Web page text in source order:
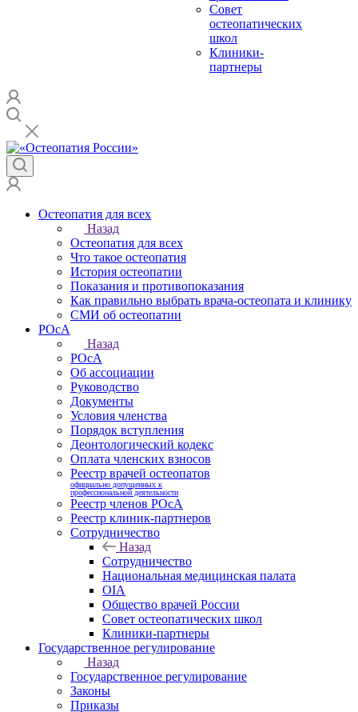
Совет
остеопатических
школ
Клиники-
партнеры
Остеопатия для всех
Назад
Остеопатия для всех
Что такое остеопатия
История остеопатии
Показания и противопоказания
Как правильно выбрать врача-остеопата и клинику
СМИ об остеопатии
РОсА
Назад
РОсА
Об ассоциации
Руководство
Документы
Условия членства
Порядок вступления
Деонтологический кодекс
Оплата членских взносов
Реестр врачей остеопатов
официально допущенных к
профессиональной деятельности
Реестр членов РОсА
Реестр клиник-партнеров
Сотрудничество
Назад
Сотрудничество
Национальная медицинская палата
OIA
Общество врачей России
Совет остеопатических школ
Клиники-партнеры
Государственное регулирование
Назад
Государственное регулирование
Законы
Приказы